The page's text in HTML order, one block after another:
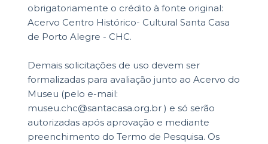
obrigatoriamente o crédito à fonte original:
Acervo Centro Histórico- Cultural Santa Casa
de Porto Alegre - CHC.
Demais solicitações de uso devem ser
formalizadas para avaliação junto ao Acervo do
Museu (pelo e-mail:
museu.chc@santacasa.org.br ) e só serão
autorizadas após aprovação e mediante
preenchimento do Termo de Pesquisa. Os